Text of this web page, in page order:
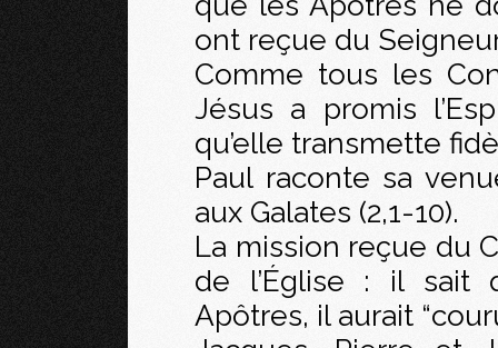
ont reçue du
Comme tous les
Jésus a promis
qu’elle transmette
Paul raconte sa
aux Galates (2,1-10).
La mission reçue du
de l’Église : il sait
Apôtres, il aurait